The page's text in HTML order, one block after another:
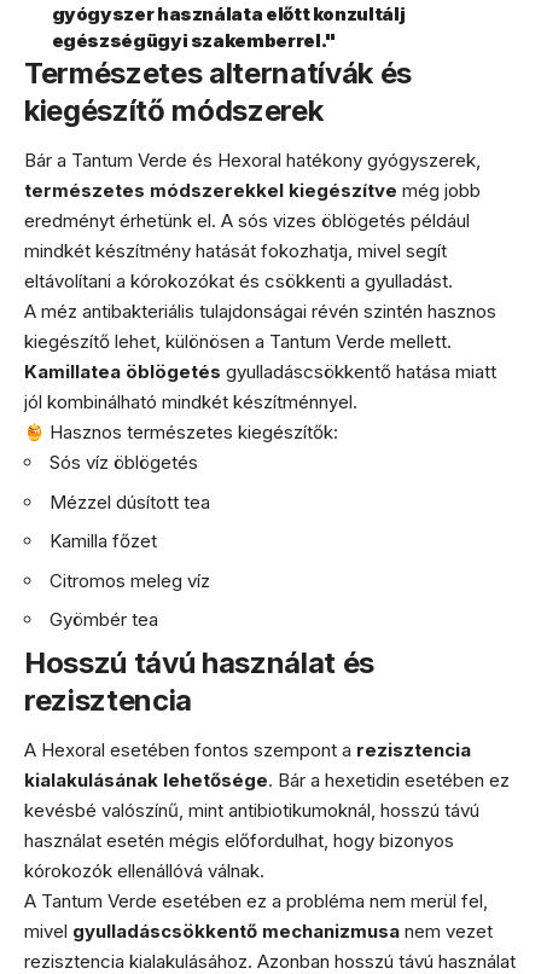
gyógyszer használata előtt konzultálj
egészségügyi szakemberrel."
Természetes alternatívák és
kiegészítő módszerek
Bár a Tantum Verde és Hexoral hatékony gyógyszerek,
természetes módszerekkel kiegészítve még jobb
eredményt érhetünk el. A sós vizes öblögetés például
mindkét készítmény hatását fokozhatja, mivel segít
eltávolítani a kórokozókat és csökkenti a gyulladást.
A méz antibakteriális tulajdonságai révén szintén hasznos
kiegészítő lehet, különösen a Tantum Verde mellett.
Kamillatea öblögetés gyulladáscsökkentő hatása miatt
jól kombinálható mindkét készítménnyel.
Hasznos természetes kiegészítők:
Sós víz öblögetés
Mézzel dúsított tea
Kamilla főzet
Citromos meleg víz
Gyömbér tea
Hosszú távú használat és
rezisztencia
A Hexoral esetében fontos szempont a rezisztencia
kialakulásának lehetősége. Bár a hexetidin esetében ez
kevésbé valószínű, mint antibiotikumoknál, hosszú távú
használat esetén mégis előfordulhat, hogy bizonyos
kórokozók ellenállóvá válnak.
A Tantum Verde esetében ez a probléma nem merül fel,
mivel gyulladáscsökkentő mechanizmusa nem vezet
rezisztencia kialakulásához. Azonban hosszú távú használat